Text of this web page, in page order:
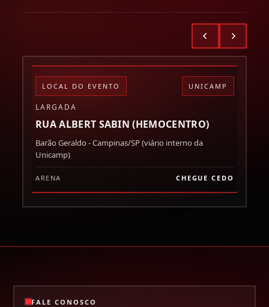
LOCAL DO EVENTO UNICAMP
LARGADA
RUA ALBERT SABIN (HEMOCENTRO)
Barão Geraldo - Campinas/SP (viário interno da
Unicamp)
ARENA CHEGUE CEDO
FALE CONOSCO